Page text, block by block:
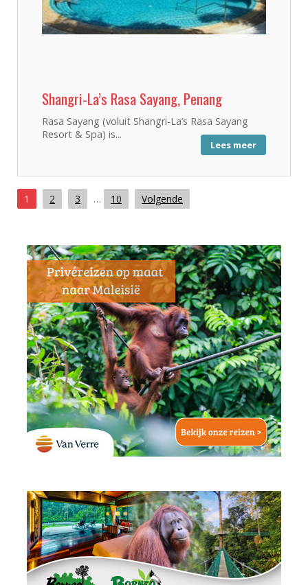
Shangri-La’s Rasa Sayang, Penang
Rasa Sayang (voluit Shangri-La’s Rasa Sayang
Resort & Spa) is...
Lees meer
1 2 3 … 10 Volgende